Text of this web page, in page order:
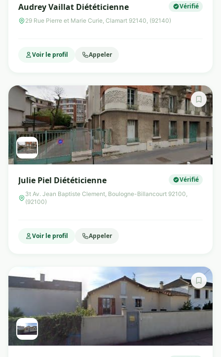
Audrey Vaillat Diététicienne Vérifié
29 Rue Pierre et Marie Curie, Clamart 92140, (92140)
Voir le profil Appeler
Julie Piel Diététicienne Vérifié
3t Av. Jean Baptiste Clement, Boulogne-Billancourt 92100,
(92100)
Voir le profil Appeler